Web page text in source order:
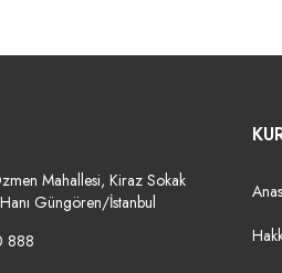
Mahallesi, Kiraz Sokak
Güngören/İstanbul
888